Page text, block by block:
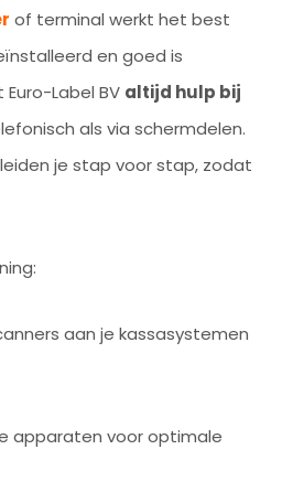
of terminal werkt het best
en goed is
Label BV altijd hulp bij
als via schermdelen.
je stap voor stap, zodat
aan je kassasystemen
apparaten voor optimale